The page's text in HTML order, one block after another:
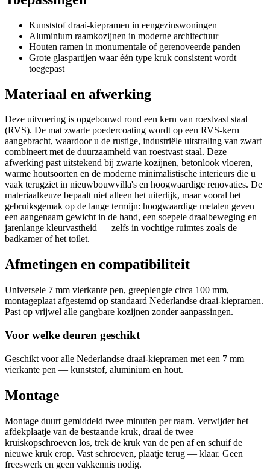
Kunststof draai-kiepramen in eengezinswoningen
Aluminium raamkozijnen in moderne architectuur
Houten ramen in monumentale of gerenoveerde panden
Grote glaspartijen waar één type kruk consistent wordt
toegepast
Materiaal en afwerking
Deze uitvoering is opgebouwd rond een kern van roestvast staal
(RVS). De mat zwarte poedercoating wordt op een RVS-kern
aangebracht, waardoor u de rustige, industriële uitstraling van zwart
combineert met de duurzaamheid van roestvast staal. Deze
afwerking past uitstekend bij zwarte kozijnen, betonlook vloeren,
warme houtsoorten en de moderne minimalistische interieurs die u
vaak terugziet in nieuwbouwvilla's en hoogwaardige renovaties. De
materiaalkeuze bepaalt niet alleen het uiterlijk, maar vooral het
gebruiksgemak op de lange termijn: hoogwaardige metalen geven
een aangenaam gewicht in de hand, een soepele draaibeweging en
jarenlange kleurvastheid — zelfs in vochtige ruimtes zoals de
badkamer of het toilet.
Afmetingen en compatibiliteit
Universele 7 mm vierkante pen, greeplengte circa 100 mm,
montageplaat afgestemd op standaard Nederlandse draai-kiepramen.
Past op vrijwel alle gangbare kozijnen zonder aanpassingen.
Voor welke deuren geschikt
Geschikt voor alle Nederlandse draai-kiepramen met een 7 mm
vierkante pen — kunststof, aluminium en hout.
Montage
Montage duurt gemiddeld twee minuten per raam. Verwijder het
afdekplaatje van de bestaande kruk, draai de twee
kruiskopschroeven los, trek de kruk van de pen af en schuif de
nieuwe kruk erop. Vast schroeven, plaatje terug — klaar. Geen
freeswerk en geen vakkennis nodig.